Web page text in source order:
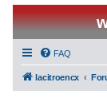
FAQ
lacitroencx